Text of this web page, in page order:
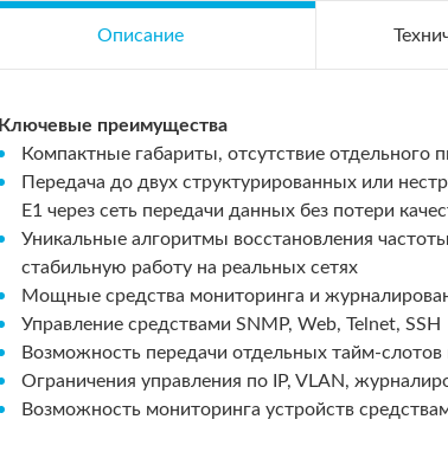
Описание
Ключевые преимущества
Компактные габариты, отсутствие отдельного
Передача до двух структурированных или
Е1 через сеть передачи данных без потери
Уникальные алгоритмы восстановления
стабильную работу на реальных сетях
Мощные средства мониторинга и
Управление средствами SNMP, Web, Telnet, SSH
Возможность передачи отдельных тайм-слотов
Ограничения управления по IP, VLAN,
Возможность мониторинга устройств